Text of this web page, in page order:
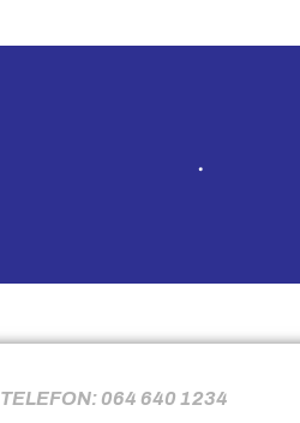
TELEFON: 064 640 1234